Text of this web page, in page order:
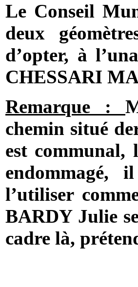
Le Conseil
deux
d’opter, à
CHESSARI
Remarque :
chemin situé
est communal,
endommagé,
l’utiliser
BARDY Julie
cadre là,